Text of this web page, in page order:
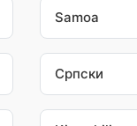
Samoa
Српски